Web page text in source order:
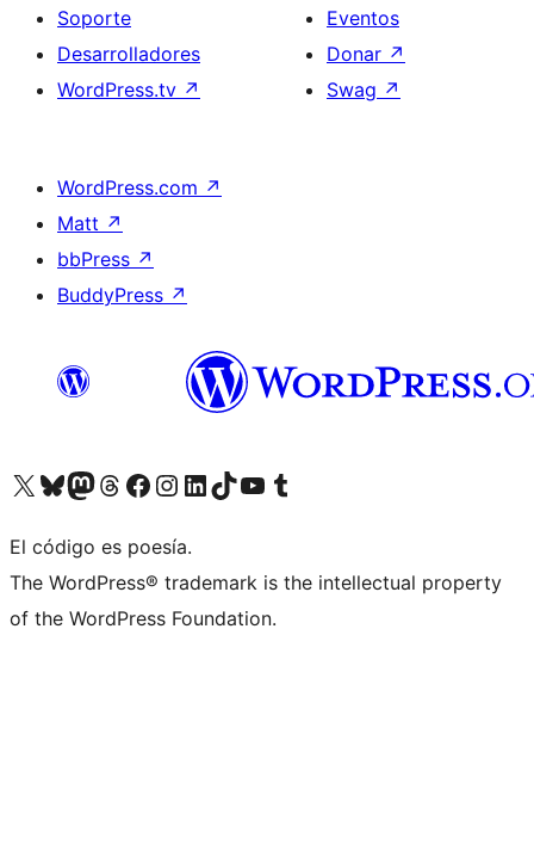
Soporte
Desarrolladores
WordPress.tv ↗
Eventos
Donar ↗
Swag ↗
WordPress.com ↗
Matt ↗
bbPress ↗
BuddyPress ↗
Visitá nuestra cuenta de X (anteriormente Twitter)
Visitá nuestra cuenta de Bluesky
Visitá nuestra cuenta de Mastodon
Visitá nuestra cuenta de Threads
Visitá nuestra página de Facebook
Visitá nuestra cuenta de Instagram
Visitá nuestra cuenta de LinkedIn
Visitá nuestra cuenta de TikTok
Visitá nuestro canal de YouTube
Visitá nuestra cuenta de Tumblr
El código es poesía.
The WordPress® trademark is the intellectual property
of the WordPress Foundation.